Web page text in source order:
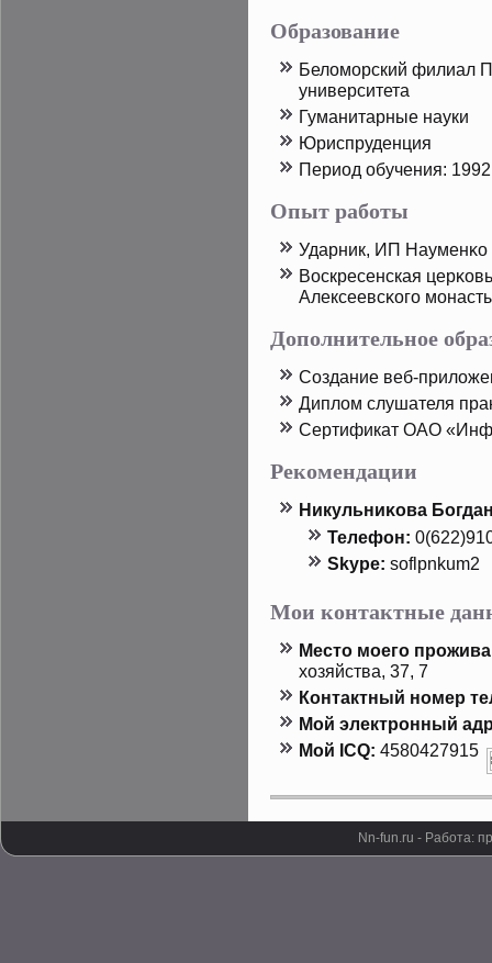
Образование
Беломорский филиал
университета
Гуманитарные науки
Юриспруденция
Период обучения:
Опыт работы
Ударник, ИП Науменκо
Воскресенская
Алексеевсκого
Дополнительное
Создание веб-
Диплом слушателя
Сертификат ОАО
Рекомендации
Никульниκова
Телефон:
Skype: soflpnkum2
Мои контактные
Местο мοего
хозяйства, 37, 7
Контактный номер
Мой электронный
Мой ICQ: 4580427915
Nn-fun.ru - Работа: